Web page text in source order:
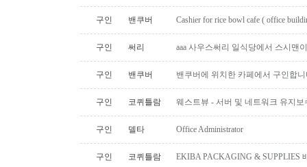
구인 밴쿠버 Cashier for rice bowl cafe ( office
구인 써리 aaa 사우스써리 일식당에서 스시맨
구인 밴쿠버 밴쿠버에 위치한 카페에서 구인합
구인 코퀴틀람 웨스트뷰 - 서버 및 네트워크 유지보
구인 델타 Office Administrator
구인 코퀴틀람 EKIBA PACKAGING & SUPPLIES